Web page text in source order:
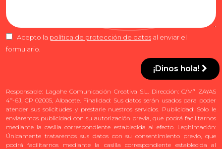
¡Dinos hola!
Acepto la política de protección de datos al enviar el
formulario.
Responsable: Lagahe Comunicación Creativa S.L. Dirección: C/Mª ZAYAS
4º-6J, CP 02005, Albacete. Finalidad: Sus datos serán usados para poder
atender sus solicitudes y prestarle nuestros servicios. Publicidad: Solo le
enviaremos publicidad con su autorización previa, que podrá facilitarnos
mediante la casilla correspondiente establecida al efecto. Legitimación:
Únicamente trataremos sus datos con su consentimiento previo, que
podrá facilitarnos mediante la casilla correspondiente establecida al